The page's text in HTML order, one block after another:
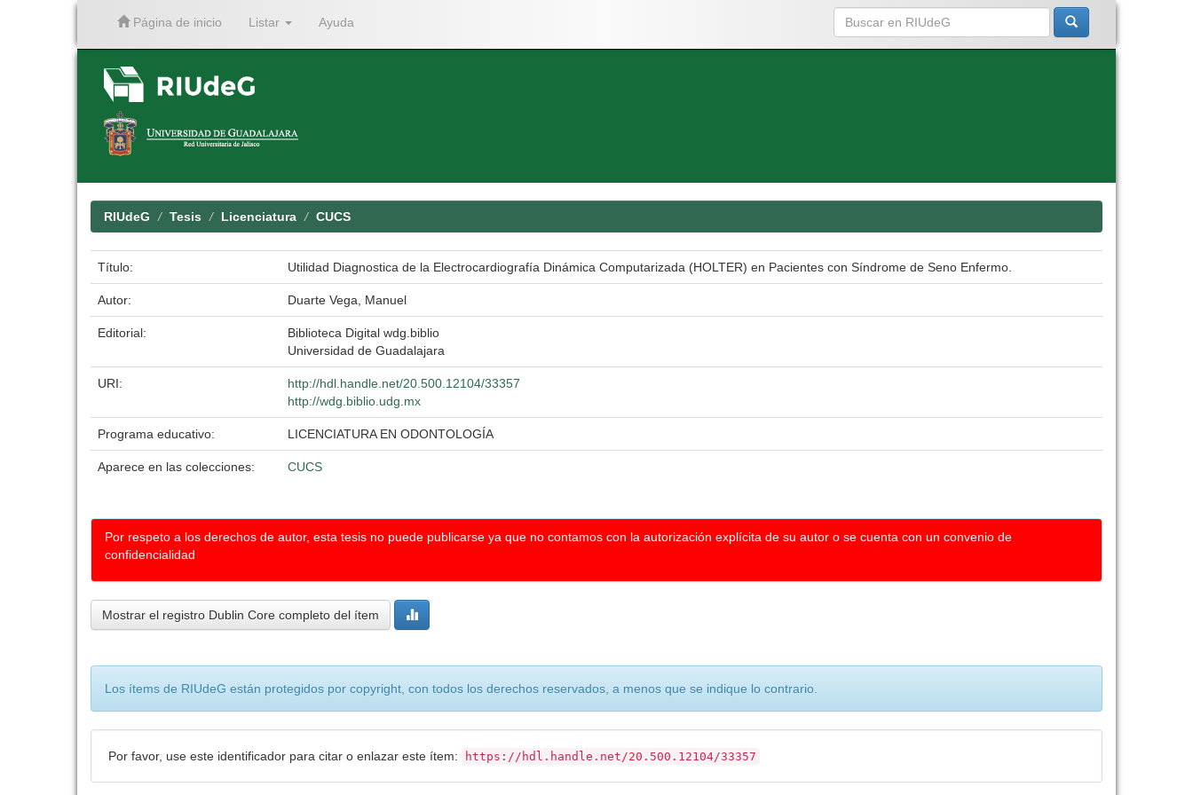
Página de inicio Listar Ayuda
RIUdeG Tesis Licenciatura CUCS
Título: Utilidad Diagnostica de la Electrocardiografía Dinámica Computarizada (HOLTER) en Pacientes con Síndrome de Seno Enfermo.
Autor: Duarte Vega, Manuel
Editorial:
Biblioteca Digital wdg.biblio
Universidad de Guadalajara
URI:
http://hdl.handle.net/20.500.12104/33357
http://wdg.biblio.udg.mx
Programa educativo: LICENCIATURA EN ODONTOLOGÍA
Aparece en las colecciones: CUCS
Por respeto a los derechos de autor, esta tesis no puede publicarse ya que no contamos con la autorización explícita de su autor o se cuenta con un convenio de
confidencialidad
Mostrar el registro Dublin Core completo del ítem
Los ítems de RIUdeG están protegidos por copyright, con todos los derechos reservados, a menos que se indique lo contrario.
Por favor, use este identificador para citar o enlazar este ítem: https://hdl.handle.net/20.500.12104/33357